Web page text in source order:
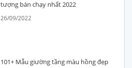
tượng bán chạy nhất 2022
26/09/2022
101+ Mẫu giường tầng màu hồng đẹp